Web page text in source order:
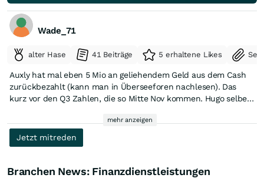
Wade_71
alter Hase 41 Beiträge 5 erhaltene Likes Seit
Auxly hat mal eben 5 Mio an geliehendem Geld aus dem Cash
zurückbezahlt (kann man in Überseeforen nachlesen). Das
kurz vor den Q3 Zahlen, die so Mitte Nov kommen. Hugo selber
Unternehmensbasis. Leider kommt das noch nicht im Kurs an,
mehr anzeigen
Jetzt mitreden
Branchen News: Finanzdienstleistungen